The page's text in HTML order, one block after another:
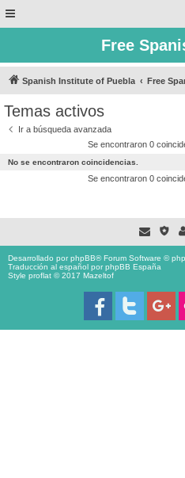
Free
Spanish Institute of Puebla Free
Temas activos
Ir a búsqueda avanzada
Se encontraron 0
No se encontraron coincidencias.
Se encontraron 0
Desarrollado porphpBB® Forum Software ©
Traducción al español porphpBB España
Style proflat © 2017 Mazeltof